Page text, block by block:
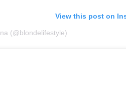
View this post on
(@blondelifestyle)